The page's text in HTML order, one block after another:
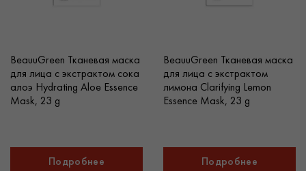
сывороток (если применяете их в уходе).
Bor Tox Peptide Cream подходит в качестве базы перед
нанесением макияжа.
BeauuGreen Тканевая маска
для лица с экстрактом сока
алоэ Hydrating Aloe Essence
Mask, 23 g
Подробнее
BeauuGreen Тканевая маска
для лица c экстрактом
лимона Clarifying Lemon
Essence Mask, 23 g
Подробнее